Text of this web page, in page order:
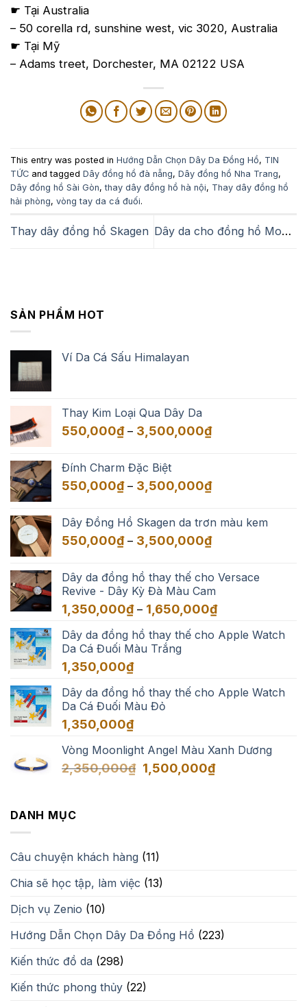
☛ Tại Australia
– 50 corella rd, sunshine west, vic 3020, Australia
☛ Tại Mỹ
– Adams treet, Dorchester, MA 02122 USA
This entry was posted in Hướng Dẫn Chọn Dây Da Đồng Hồ, TIN
TỨC and tagged Dây đồng hồ đà nẵng, Dây đồng hồ Nha Trang,
Dây đồng hồ Sài Gòn,thay dây đồng hồ hà nội, Thay dây đồng hồ
hải phòng, vòng tay da cá đuối.
Thay dây đồng hồ Skagen Dây da cho đồng hồ Movado
SẢN PHẨM HOT
Ví Da Cá Sấu Himalayan
Thay Kim Loại Qua Dây Da
550,000₫ – 3,500,000₫Khoảng
đến
Đính Charm Đặc Biệt
550,000₫ – 3,500,000₫Khoảng
550,000₫
đến
Dây Đồng Hồ Skagen da trơn màu kem
550,000₫ – 3,500,000₫Khoảng
550,000₫
đến
3,500,000₫
Dây da đồng hồ thay thế cho Versace
Revive - Dây Kỳ Đà Màu Cam
1,350,000₫ – 1,650,000₫Khoảng
từ
Dây da đồng hồ thay thế cho Apple Watch
Da Cá Đuối Màu Trắng
1,350,000₫
Dây da đồng hồ thay thế cho Apple Watch
Da Cá Đuối Màu Đỏ
1,350,000₫
Vòng Moonlight Angel Màu Xanh Dương
2,350,000₫ Giá
1,500,000₫Giá
DANH MỤC
Câu chuyện khách hàng (11)
Chia sẽ học tập, làm việc (13)
Dịch vụ Zenio (10)
Hướng Dẫn Chọn Dây Da Đồng Hồ (223)
Kiến thức đồ da (298)
Kiến thức phong thủy (22)